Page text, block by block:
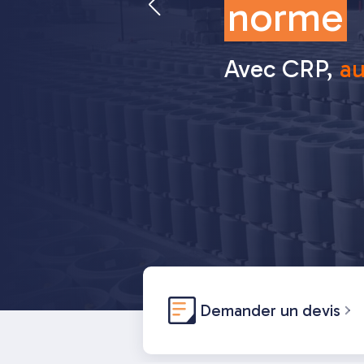
norme
Avec CRP,
Livrés entre
Devis sous
Demander un devis